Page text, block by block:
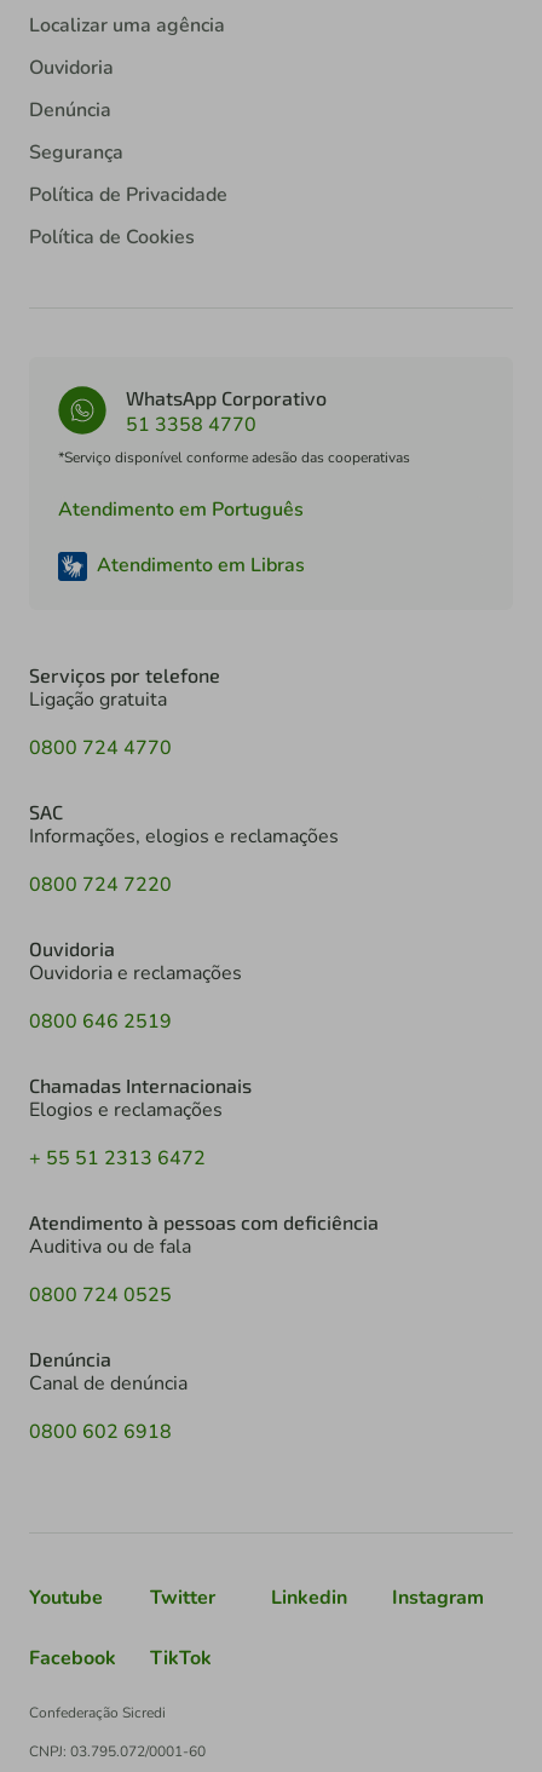
Localizar uma agência
Ouvidoria
Denúncia
Segurança
Política de Privacidade
Política de Cookies
WhatsApp Corporativo
51 3358 4770
*Serviço disponível conforme adesão das cooperativas
Atendimento em Português
Atendimento em Libras
Serviços por telefone
Ligação gratuita
0800 724 4770
SAC
Informações, elogios e reclamações
0800 724 7220
Ouvidoria
Ouvidoria e reclamações
0800 646 2519
Chamadas Internacionais
Elogios e reclamações
+ 55 51 2313 6472
Atendimento à pessoas com deficiência
Auditiva ou de fala
0800 724 0525
Denúncia
Canal de denúncia
0800 602 6918
Youtube Twitter Linkedin Instagram
Facebook TikTok
Confederação Sicredi
CNPJ: 03.795.072/0001-60